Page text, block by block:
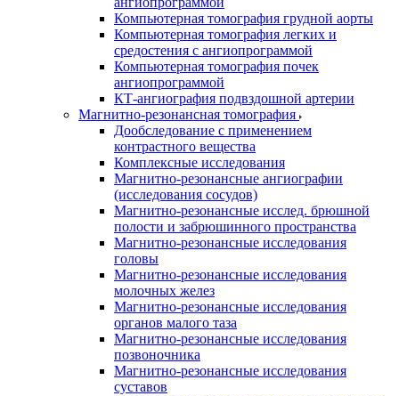
Компьютерная томография грудной аорты
Компьютерная томография легких и
средостения с ангиопрограммой
Компьютерная томография почек
ангиопрограммой
КТ-ангиография подвздошной артерии
Магнитно-резонансная томография
Дообследование с применением
контрастного вещества
Комплексные исследования
Магнитно-резонансные ангиографии
(исследования сосудов)
Магнитно-резонансные исслед. брюшной
полости и забрюшинного пространства
Магнитно-резонансные исследования
головы
Магнитно-резонансные исследования
молочных желез
Магнитно-резонансные исследования
органов малого таза
Магнитно-резонансные исследования
позвоночника
Магнитно-резонансные исследования
суставов